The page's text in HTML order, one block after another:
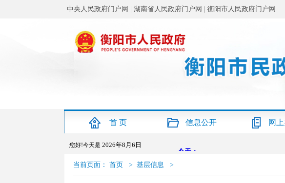
中央人民政府门户网 湖南省人民政府门户网 衡阳市人民政府门户网
首 页 信息公开 网
您好!今天是 2026年8月6日
当前页面： 首页 > 基层信息 >